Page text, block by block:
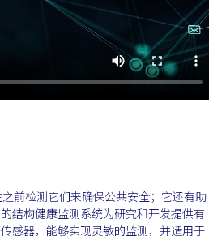
前检测它们来确保公共安全；它还有助
结构健康监测系统为研究和开发提供有
感器，能够实现灵敏的监测，并适用于